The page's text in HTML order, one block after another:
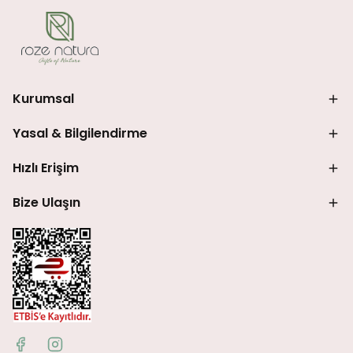
Kurumsal
Yasal & Bilgilendirme
Hızlı Erişim
Bize Ulaşın